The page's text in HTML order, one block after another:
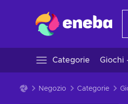
Categorie Giochi
Negozio Categorie